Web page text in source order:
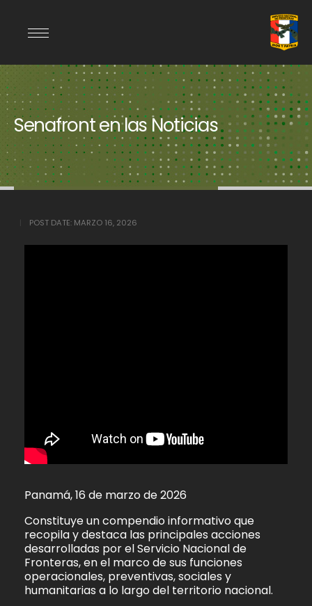
Senafront en las Noticias
POST DATE: MARZO 16, 2026
Panamá, 16 de marzo de 2026
Constituye un compendio informativo que
recopila y destaca las principales acciones
desarrolladas por el Servicio Nacional de
Fronteras, en el marco de sus funciones
operacionales, preventivas, sociales y
humanitarias a lo largo del territorio nacional.